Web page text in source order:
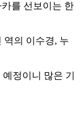
를 선보이는 한
역의 이수경, 누
정이니 많은 기